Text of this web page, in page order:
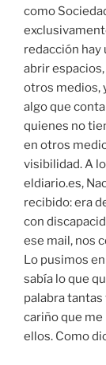
como
redacción hay
abrir
otros medios,
algo que
quienes no
en otros
visibilidad. A
eldiario.es,
recibido: era
con
ese mail, nos
Lo pusimos
sabía lo que
palabra
cariño que
ellos. Como